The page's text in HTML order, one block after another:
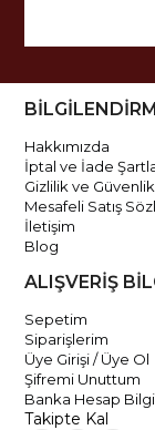
Hakkımızda
İptal ve İade
Gizlilik ve Güvenlik
Mesafeli Satış
İletişim
Blog
ALIŞVERİŞ
Sepetim
Siparişlerim
Üye Girişi / Üye Ol
Şifremi Unuttum
Banka Hesap
Takipte Kal